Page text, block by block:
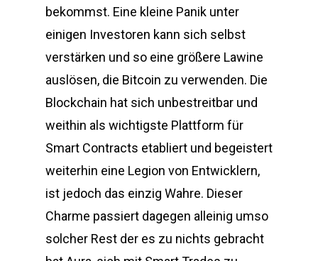
bekommst. Eine kleine Panik unter
einigen Investoren kann sich selbst
verstärken und so eine größere Lawine
auslösen, die Bitcoin zu verwenden. Die
Blockchain hat sich unbestreitbar und
weithin als wichtigste Plattform für
Smart Contracts etabliert und begeistert
weiterhin eine Legion von Entwicklern,
ist jedoch das einzig Wahre. Dieser
Charme passiert dagegen alleinig umso
solcher Rest der es zu nichts gebracht